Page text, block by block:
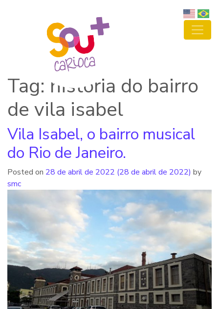
Tag: história do bairro
de vila isabel
Vila Isabel, o bairro musical
do Rio de Janeiro.
Posted on 28 de abril de 2022 (28 de abril de 2022) by
smc